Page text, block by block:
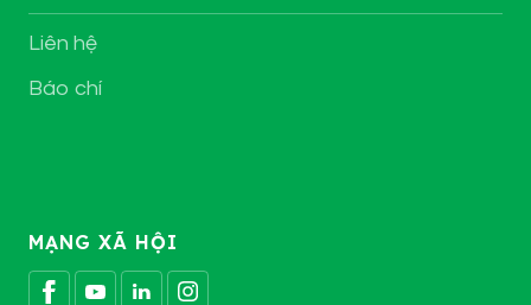
Liên hệ
Báo chí
MẠNG XÃ HỘI